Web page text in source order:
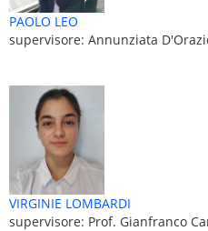
PAOLO LEO
supervisore: Annunziata
VIRGINIE LOMBARDI
supervisore: Prof. Gianfranco